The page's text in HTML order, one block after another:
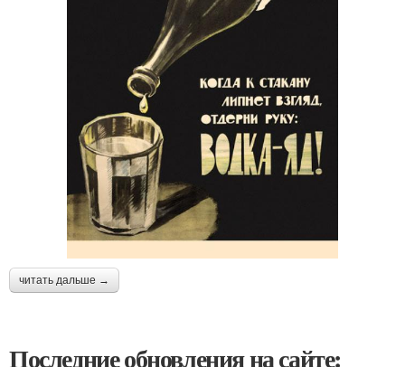
читать дальше →
Последние обновления на сайте: